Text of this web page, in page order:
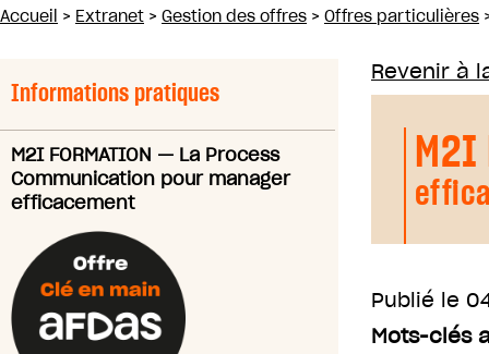
Accueil > Extranet > Gestion des offres > Offres particulières
Informations pratiques
M2I FORMATION — La Process
Communication pour manager
efficacement
Revenir à
M2I
Publié le
Mots-clés